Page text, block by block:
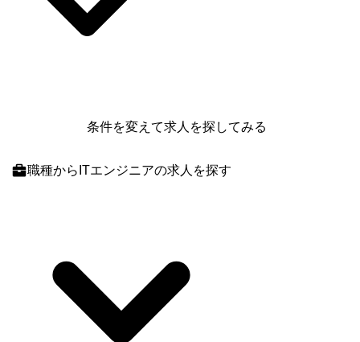
条件を変えて求人を探してみる
職種からITエンジニアの求人を探す